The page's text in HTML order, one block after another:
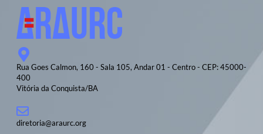
Rua Goes Calmon, 160 - Sala 105, Andar 01 - Centro - CEP: 45000-
400
Vitória da Conquista/BA
diretoria@araurc.org